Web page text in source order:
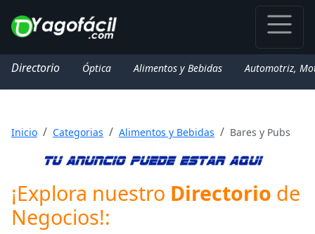
Directorio Óptica Alimentos y Bebidas Automotriz,
Inicio Categorias Alimentos y Bebidas Bares y Pubs
¡Explora nuestro Directorio de
Negocios!: